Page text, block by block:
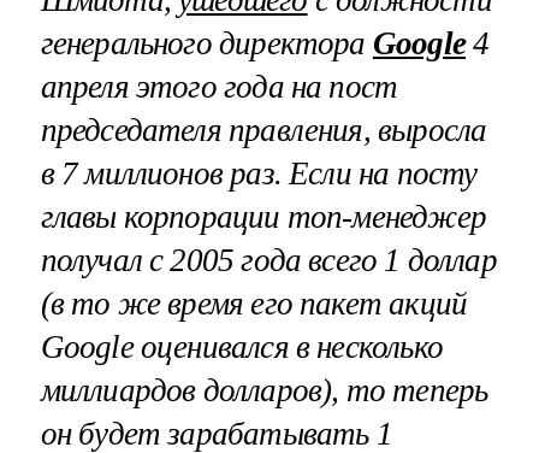
генерального директора Google 4
апреля этого года на пост
председателя правления, выросла
в 7 миллионов раз. Если на посту
главы корпорации топ-менеджер
получал с 2005 года всего 1 доллар
(в то же время его пакет акций
Googleоценивался в несколько
миллиардов долларов), то теперь
он будет зарабатывать 1